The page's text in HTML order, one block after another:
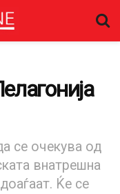
се очекува од
внатрешна
Ќе се